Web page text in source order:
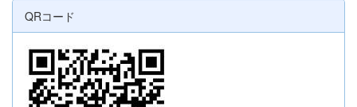
QRコード